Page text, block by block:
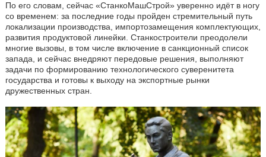
По его словам, сейчас «СтанкоМашСтрой» уверенно идёт в ногу
со временем: за последние годы пройден стремительный путь
локализации производства, импортозамещения комплектующих,
развития продуктовой линейки. Станкостроители преодолели
многие вызовы, в том числе включение в санкционный список
запада, и сейчас внедряют передовые решения, выполняют
задачи по формированию технологического суверенитета
государства и готовы к выходу на экспортные рынки
дружественных стран.